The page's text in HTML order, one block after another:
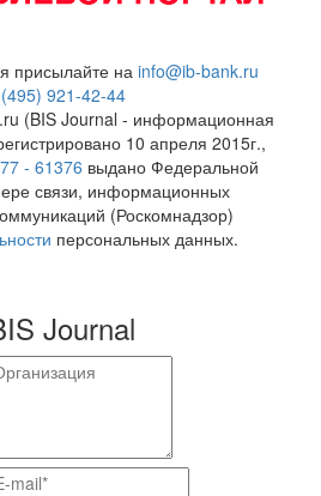
присылайте на info@ib-bank.ru
921-42-44
(BIS Journal - информационная
10 апреля 2015г.,
- 61376 выдано Федеральной
связи, информационных
(Роскомнадзор)
персональных данных.
Journal